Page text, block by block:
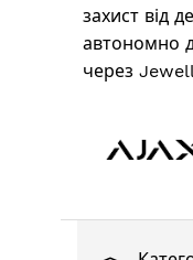
захист від
автономно
через